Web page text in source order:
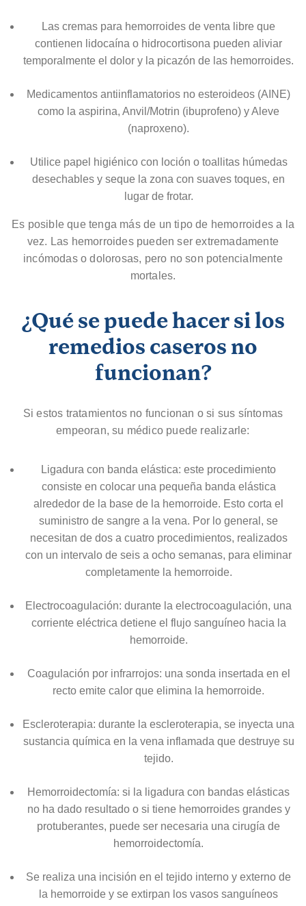
Las cremas para hemorroides de venta libre que
contienen lidocaína o hidrocortisona pueden aliviar
temporalmente el dolor y la picazón de las hemorroides.
Medicamentos antiinflamatorios no esteroideos (AINE)
como la aspirina, Anvil/Motrin (ibuprofeno) y Aleve
(naproxeno).
Utilice papel higiénico con loción o toallitas húmedas
desechables y seque la zona con suaves toques, en
lugar de frotar.
Es posible que tenga más de un tipo de hemorroides a la
vez. Las hemorroides pueden ser extremadamente
incómodas o dolorosas, pero no son potencialmente
mortales.
¿Qué se puede hacer si los
remedios caseros no
funcionan?
Si estos tratamientos no funcionan o si sus síntomas
empeoran, su médico puede realizarle:
Ligadura con banda elástica: este procedimiento
consiste en colocar una pequeña banda elástica
alrededor de la base de la hemorroide. Esto corta el
suministro de sangre a la vena. Por lo general, se
necesitan de dos a cuatro procedimientos, realizados
con un intervalo de seis a ocho semanas, para eliminar
completamente la hemorroide.
Electrocoagulación: durante la electrocoagulación, una
corriente eléctrica detiene el flujo sanguíneo hacia la
hemorroide.
Coagulación por infrarrojos: una sonda insertada en el
recto emite calor que elimina la hemorroide.
Escleroterapia: durante la escleroterapia, se inyecta una
sustancia química en la vena inflamada que destruye su
tejido.
Hemorroidectomía: si la ligadura con bandas elásticas
no ha dado resultado o si tiene hemorroides grandes y
protuberantes, puede ser necesaria una cirugía de
hemorroidectomía.
Se realiza una incisión en el tejido interno y externo de
la hemorroide y se extirpan los vasos sanguíneos